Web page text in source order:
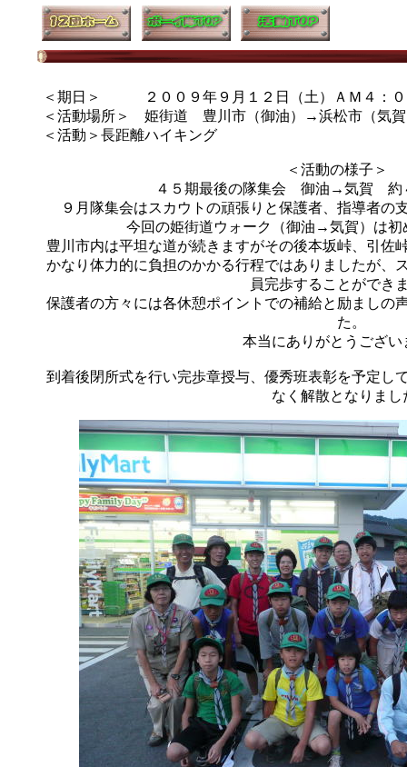
＜期日＞ ２００９年９月１２日（土）ＡＭ４：０
＜活動場所＞ 姫街道 豊川市（御油）→浜松市（気
＜活動＞長距離ハイキング
＜活動の様子
４５期最後の隊集会 御油→気賀 約
９月隊集会はスカウトの頑張りと保護者、指導者の
今回の姫街道ウォーク（御油→気賀）は初
豊川市内は平坦な道が続きますがその後本坂峠、引佐
かなり体力的に負担のかかる行程ではありましたが、
員完歩することができ
保護者の方々には各休憩ポイントでの補給と励ましの
た。
本当にありがとうござい
到着後閉所式を行い完歩章授与、優秀班表彰を予定し
なく解散となりまし